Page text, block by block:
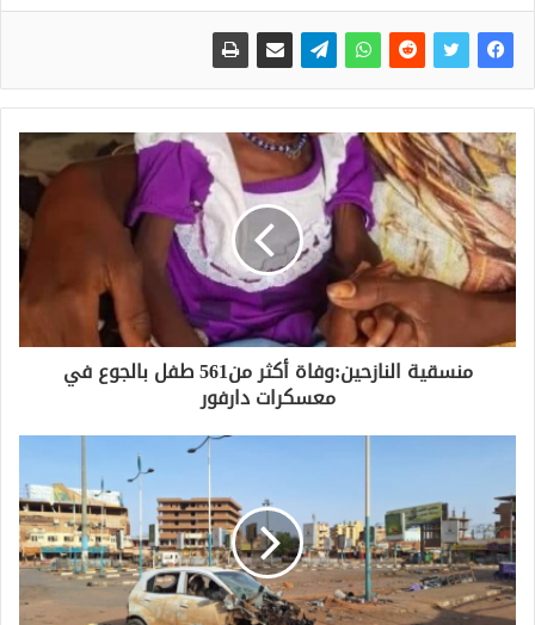
منسقية النازحين:وفاة أكثر من561 طفل بالجوع في
معسكرات دارفور